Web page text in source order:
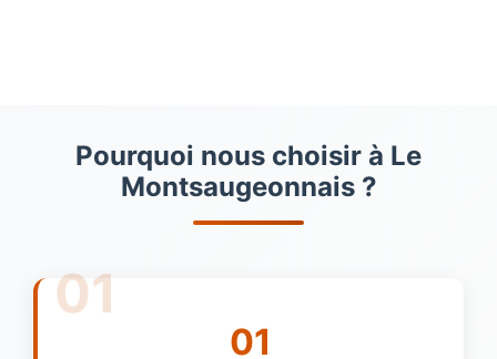
Pourquoi nous choisir à Le
Montsaugeonnais ?
01